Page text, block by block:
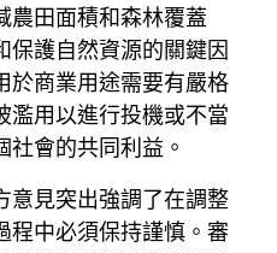
農田面積和森林覆蓋
保護自然資源的關鍵因
於商業用途需要有嚴格
濫用以進行投機或不當
會的共同利益。
意見突出強調了在調整
程中必須保持謹慎。審